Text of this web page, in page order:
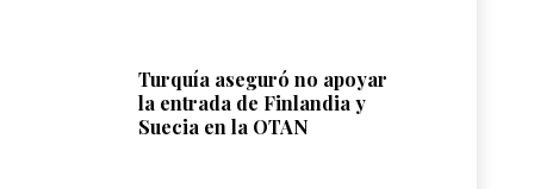
Turquía aseguró no apoyar
la entrada de Finlandia y
Suecia en la OTAN